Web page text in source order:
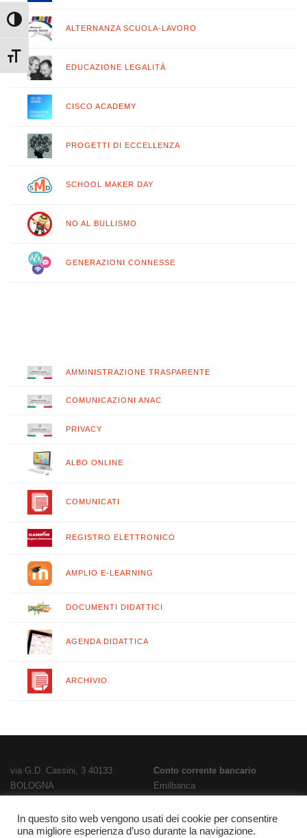
Attiva/disattiva alto contrasto
Attiva/disattiva dimensione testo
ALTERNANZA SCUOLA-LAVORO
EDUCAZIONE LEGALITÀ
CISCO ACADEMY
PROGETTI DI ECCELLENZA
SCHOOL MAKER DAY
NO AL BULLISMO
GENERAZIONI CONNESSE
AMMINISTRAZIONE TRASPARENTE
COMUNICAZIONI ANAC
PRIVACY
ALBO ONLINE
COMUNICATI
REGISTRO ELETTRONICO
AMPLIO E-LEARNING
DOCUMENTI DIDATTICI
AGENDA DIDATTICA
ARCHIVIO
via G.D. Cassini, 3 40133
BOLOGNA
E-Mail:bois02300g@istruzione.it
PEC: bois02300g@pec.istruzione.it
Conto corrente bancario
Emilbanca
IT28T0707236670000000186800
Codice FatturazioneUFPL93
In questo sito web vengono usati dei cookie per consentire
una migliore esperienza d’uso durante la navigazione.